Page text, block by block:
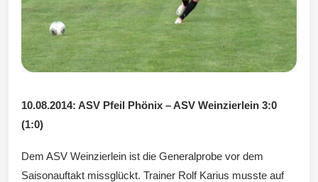
orf 1950
e. V.
10.08.2014: ASV Pfeil Phönix – ASV Weinzierlein 3:0
(1:0)
Dem ASV Weinzierlein ist die Generalprobe vor dem
Saisonauftakt missglückt. Trainer Rolf Karius musste auf